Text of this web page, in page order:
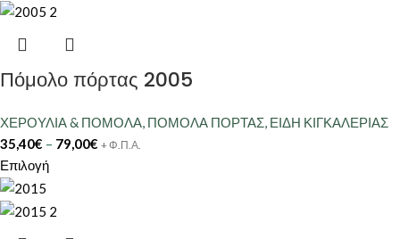
Πόμολο πόρτας 2005
ΧΕΡΟΥΛΙΑ & ΠΟΜΟΛΑ, ΠΟΜΟΛΑ ΠΟΡΤΑΣ, ΕΙΔΗ ΚΙΓΚΑΛΕΡΙΑΣ
35,40€ – 79,00€ + Φ.Π.Α.
Επιλογή